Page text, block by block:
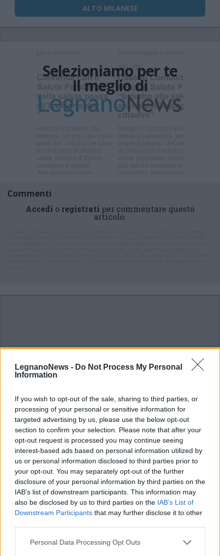
LegnanoNews - Do Not Process My Personal
Information
If you wish to opt-out of the sale, sharing to third parties, or
processing of your personal or sensitive information for
targeted advertising by us, please use the below opt-out
section to confirm your selection. Please note that after your
opt-out request is processed you may continue seeing
interest-based ads based on personal information utilized by
us or personal information disclosed to third parties prior to
your opt-out. You may separately opt-out of the further
disclosure of your personal information by third parties on the
IAB’s list of downstream participants. This information may
also be disclosed by us to third parties on the IAB’s List of
Downstream Participants that may further disclose it to other
Personal Data Processing Opt Outs
ALTO MILANESE
Selezioniamo per te
Il meglio di
Commenti
Accedi o registrati per commentare questo
articolo.
ALTRE NOTIZIE DI PARABIAGO